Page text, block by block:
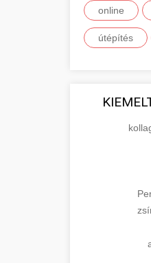
online
útépítés